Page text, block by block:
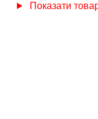
Показати